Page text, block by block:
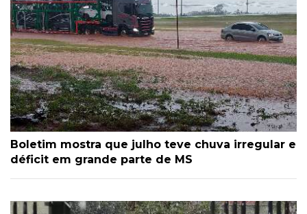
Boletim mostra que julho teve chuva irregular e
déficit em grande parte de MS